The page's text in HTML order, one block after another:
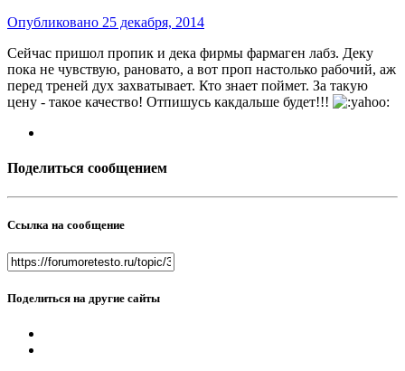
Опубликовано 25 декабря, 2014
Сейчас пришол пропик и дека фирмы фармаген лабз. Деку
пока не чувствую, рановато, а вот проп настолько рабочий, аж
перед треней дух захватывает. Кто знает поймет. За такую
цену - такое качество! Отпишусь какдальше будет!!!
Поделиться сообщением
Ссылка на сообщение
Поделиться на другие сайты